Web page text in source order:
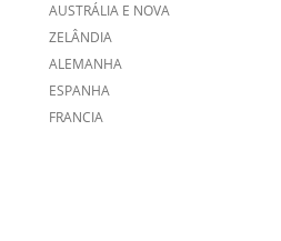
AUSTRÁLIA E NOVA
ZELÂNDIA
ALEMANHA
ESPANHA
FRANCIA